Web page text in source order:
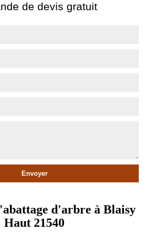
de devis gratuit
d'arbre à Blaisy
Haut 21540